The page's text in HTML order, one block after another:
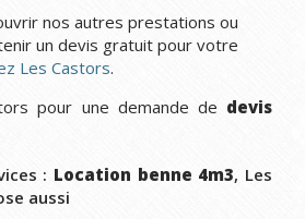
nos autres prestations ou
un devis gratuit pour votre
Les Castors.
pour une demande de devis
: Location benne 4m3, Les
aussi